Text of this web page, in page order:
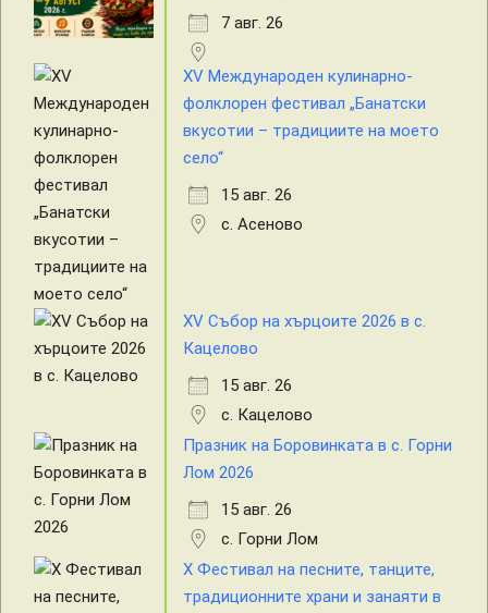
7 авг. 26
XV Международен кулинарно-
фолклорен фестивал „Банатски
вкусотии – традициите на моето
село“
15 авг. 26
с. Асеново
XV Събор на хърцоите 2026 в с.
Кацелово
15 авг. 26
с. Кацелово
Празник на Боровинката в с. Горни
Лом 2026
15 авг. 26
с. Горни Лом
X Фестивал на песните, танците,
традиционните храни и занаяти в